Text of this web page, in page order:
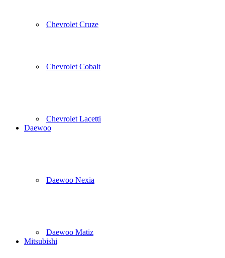
Chevrolet Cruze
Chevrolet Cobalt
Chevrolet Lacetti
Daewoo
Daewoo Nexia
Daewoo Matiz
Mitsubishi